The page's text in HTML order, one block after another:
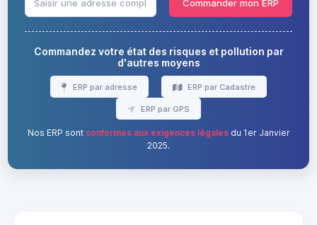
Commander mon ERP
Commandez votre état des risques et pollution par
d'autres moyens
ERP par adresse ERP par Cadastre
ERP par GPS
Nos ERP sont conformes aux exigences légalesdu 1er Janvier
2025.